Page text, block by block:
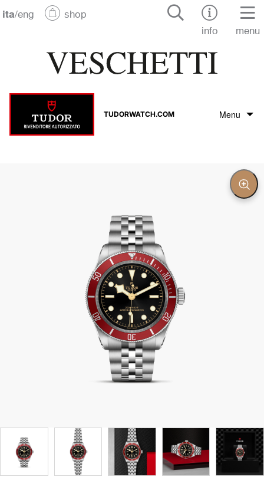
ita/eng
shop
info
menu
TUDORWATCH.COM Menu
Il marchio Tudor